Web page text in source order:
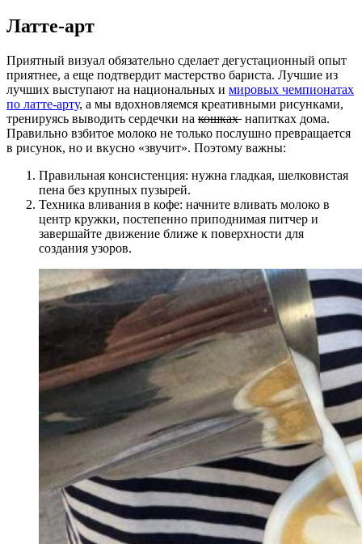
Латте-арт
Приятный визуал обязательно сделает дегустационный опыт
приятнее, а еще подтвердит мастерство бариста. Лучшие из
лучших выступают на национальных и мировых чемпионатах
по латте-арту, а мы вдохновляемся креативными рисунками,
тренируясь выводить сердечки на кошках напитках дома.
Правильно взбитое молоко не только послушно превращается
в рисунок, но и вкусно «звучит». Поэтому важны:
Правильная консистенция: нужна гладкая, шелковистая
пена без крупных пузырей.
Техника вливания в кофе: начните вливать молоко в
центр кружки, постепенно приподнимая питчер и
завершайте движение ближе к поверхности для
создания узоров.